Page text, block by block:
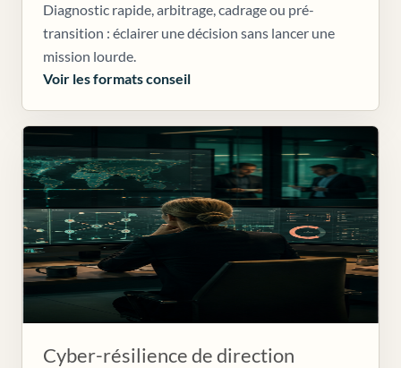
Diagnostic rapide, arbitrage, cadrage ou pré-
transition : éclairer une décision sans lancer une
mission lourde.
Voir les formats conseil
Cyber-résilience de direction